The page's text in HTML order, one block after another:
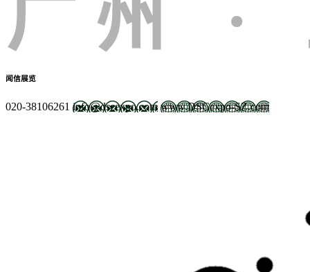
闻信展览
020-38106261 info@dscexpo.com www.DSCexpo-SZ.com